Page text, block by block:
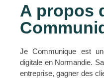
A propos
Je Communique est
digitale en Normandie.
entreprise, gagner des